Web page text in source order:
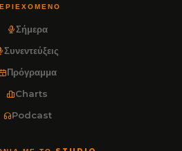
Σήμερα
Συνεντεύξεις
Πρόγραμμα
Charts
Podcast